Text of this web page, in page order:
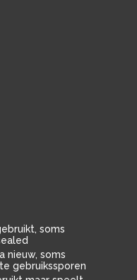
soms
nieuw, soms
gebruikssporen